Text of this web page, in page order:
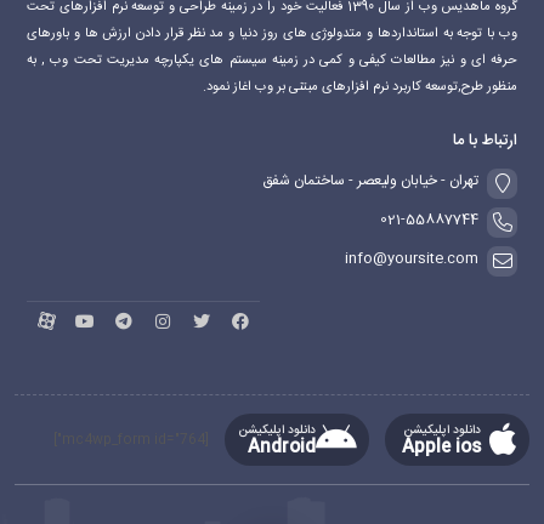
گروه ماهدیس وب از سال 1390 فعالیت خود را در زمینه طراحی و توسعه نرم افزارهای تحت
وب با توجه به استانداردها و متدولوژی های روز دنیا و مد نظر قرار دادن ارزش ها و باورهای
حرفه ای و نیز مطالعات کیفی و کمی در زمینه سیستم های یکپارچه مدیریت تحت وب , به
منظور طرح,توسعه کاربرد نرم افزارهای مبتنی بر وب اغاز نمود.
ارتباط با ما
تهران - خیابان ولیعصر - ساختمان شفق
021-55887744
info@yoursite.com
دانلود اپلیکیشن
Apple ios
دانلود اپلیکیشن
Android